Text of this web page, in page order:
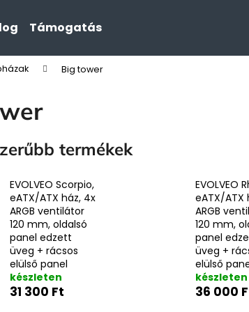
Támogatás
Big tower
termékek
EVOLVEO Scorpio,
eATX/ATX ház, 4x
ARGB ventilátor
120 mm, oldalsó
panel edzett
üveg + rácsos
elülső panel
készleten
31 300 Ft
EVOLVEO
eATX/ATX
ARGB
120 mm,
panel
üveg +
elülső
készleten
36 000
keres?